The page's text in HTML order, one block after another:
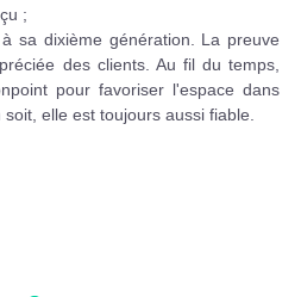
;
sa dixième génération. La preuve
des clients. Au fil du temps,
pour favoriser l'espace dans
elle est toujours aussi fiable.